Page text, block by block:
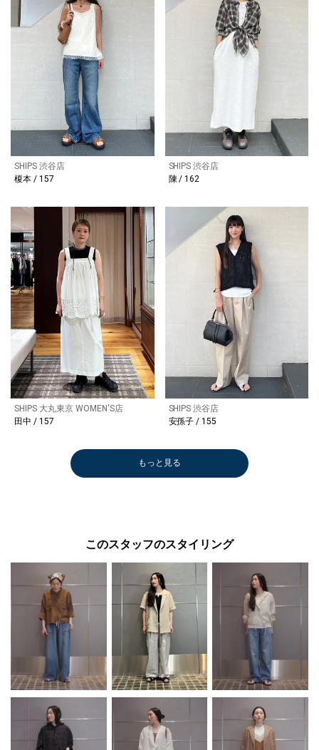
SHIPS 渋谷店
榎本 / 157
SHIPS 渋谷店
陳 / 162
SHIPS 大丸東京 WOMEN'S店
田中 / 157
SHIPS 渋谷店
安孫子 / 155
もっと見る
このスタッフのスタイリング